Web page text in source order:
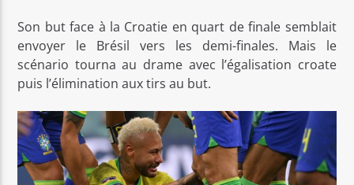
Son but face à la Croatie en quart de finale semblait
envoyer le Brésil vers les demi-finales. Mais le
scénario tourna au drame avec l’égalisation croate
puis l’élimination aux tirs au but.